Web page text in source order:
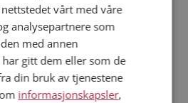
vårt med våre
analysepartnere som
med annen
gitt dem eller som de
din bruk av tjenestene
informasjonskapsler,